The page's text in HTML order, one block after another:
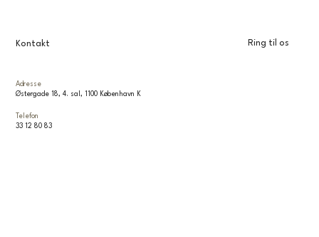
Kontakt
Telefon
33 12 80 83
Adresse
Østergade 18, 4. sal, 1100 København K
Ring til os